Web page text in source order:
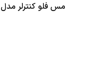
مس فلو کنترلر مدل ACU20FD از حداقل ۱…۱۰۰ نانومیلی‌لیتر در دقیقه تا حداکثر ۳.۶…۳۶۰ نانومتر مکعب در ساعت با دقت ۰.۵٪ VPI